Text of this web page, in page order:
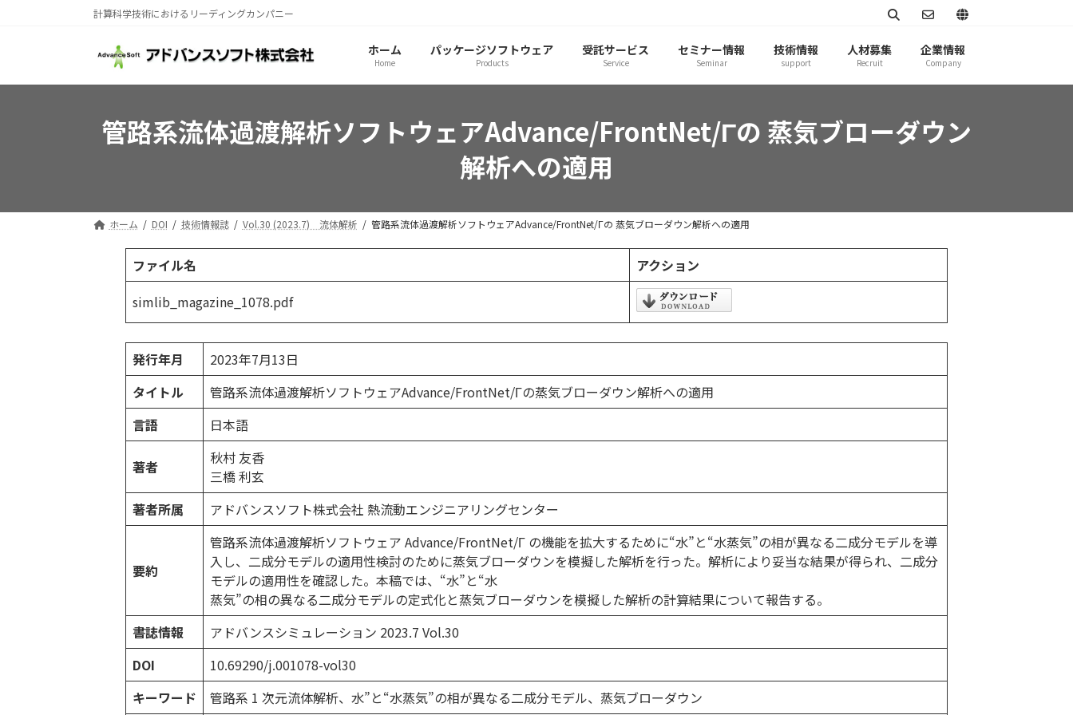
ツ
シ
計算科学技術におけるリーディングカンパニー
ホーム
Home
パッケージソフトウェア
Products
受託サービス
Service
セミナー情報
Seminar
技術情報
support
人材募集
Recruit
企業情報
Company
管路系流体過渡解析ソフトウェアAdvance/FrontNet/Γの 蒸気ブローダウン
解析への適用
ホーム DOI 技術情報誌 Vol.30 (2023.7) 流体解析 管路系流体過渡解析ソフトウェアAdvance/FrontNet/Γの 蒸気ブローダウン解析への適用
ファイル名
アクション
simlib_magazine_1078.pdf
発行年月
2023年7月13日
タイトル
管路系流体過渡解析ソフトウェアAdvance/FrontNet/Γの蒸気ブローダウン解析への適用
言語
日本語
著者
秋村 友香
三橋 利玄
著者所属
アドバンスソフト株式会社 熱流動エンジニアリングセンター
要約
管路系流体過渡解析ソフトウェア Advance/FrontNet/Γ の機能を拡大するために“水”と“水蒸気”の相が異なる二成分モデルを導
入し、二成分モデルの適用性検討のために蒸気ブローダウンを模擬した解析を行った。解析により妥当な結果が得られ、二成分
モデルの適用性を確認した。本稿では、“水”と“水
蒸気”の相の異なる二成分モデルの定式化と蒸気ブローダウンを模擬した解析の計算結果について報告する。
書誌情報
アドバンスシミュレーション 2023.7 Vol.30
DOI
10.69290/j.001078-vol30
キーワード
管路系 1 次元流体解析、水”と“水蒸気”の相が異なる二成分モデル、蒸気ブローダウン